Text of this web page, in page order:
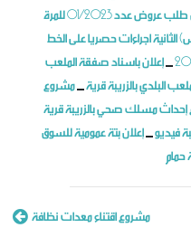
اعلان طلب عروض عدد 01/2023 للمرة
الثانية اجراءات حصريا على الخط (تونبس TUNEPS) مشروع تعشيب الملعب
_إعلان باسناد صفقة الملعب
البلدي بالزريبة قرية_مشروع
مسلك صحي بالزريبة قرية
فيديو_إعلان بتة عمومية للسوق
حمام
مشروع اقتناء معدات نظافة